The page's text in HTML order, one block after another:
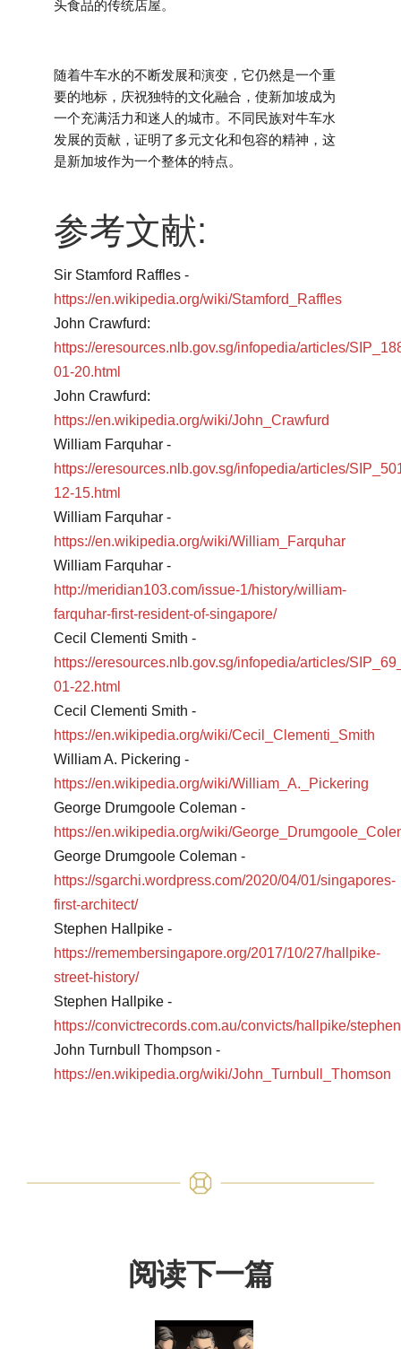
头食品的传统店屋。
随着牛车水的不断发展和演变，它仍然是一个重
要的地标，庆祝独特的文化融合，使新加坡成为
一个充满活力和迷人的城市。不同民族对牛车水
发展的贡献，证明了多元文化和包容的精神，这
是新加坡作为一个整体的特点。
参考文献:
Sir Stamford Raffles -
https://en.wikipedia.org/wiki/Stamford_Raffles
John Crawfurd:
https://eresources.nlb.gov.sg/infopedia/articles/
01-20.html
John Crawfurd:
https://en.wikipedia.org/wiki/John_Crawfurd
William Farquhar -
https://eresources.nlb.gov.sg/infopedia/articles/
12-15.html
William Farquhar -
https://en.wikipedia.org/wiki/William_Farquhar
William Farquhar -
http://meridian103.com/issue-1/history/william-
farquhar-first-resident-of-singapore/
Cecil Clementi Smith -
https://eresources.nlb.gov.sg/infopedia/articles/
01-22.html
Cecil Clementi Smith -
https://en.wikipedia.org/wiki/Cecil_Clementi_Smith
William A. Pickering -
https://en.wikipedia.org/wiki/William_A._Pickering
George Drumgoole Coleman -
https://en.wikipedia.org/wiki/
George Drumgoole Coleman -
https://sgarchi.wordpress.com/2020/04/01/singapores-
first-architect/
Stephen Hallpike -
https://remembersingapore.org/2017/10/27/hallpike-
street-history/
Stephen Hallpike -
https://convictrecords.com.au/convicts/hallpike/
John Turnbull Thompson -
https://en.wikipedia.org/wiki/John_Turnbull_Thomson
阅读下一篇